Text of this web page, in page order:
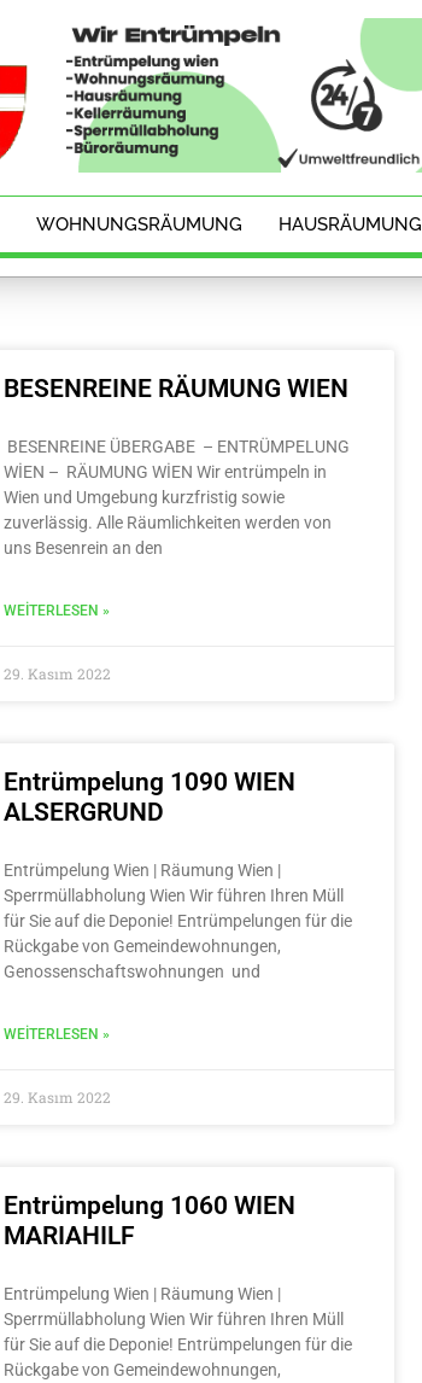
WOHNUNGSRÄUMUNG HAUSRÄUMUNG
BESENREINE RÄUMUNG WIEN
BESENREINE ÜBERGABE – ENTRÜMPELUNG
WİEN – RÄUMUNG WİEN Wir entrümpeln in
Wien und Umgebung kurzfristig sowie
zuverlässig. Alle Räumlichkeiten werden von
uns Besenrein an den
WEITERLESEN »
29. Kasım 2022
Entrümpelung 1090 WIEN
ALSERGRUND
Entrümpelung Wien | Räumung Wien |
Sperrmüllabholung Wien Wir führen Ihren Müll
für Sie auf die Deponie! Entrümpelungen für die
Rückgabe von Gemeindewohnungen,
Genossenschaftswohnungen und
WEITERLESEN »
29. Kasım 2022
Entrümpelung 1060 WIEN
MARIAHILF
Entrümpelung Wien | Räumung Wien |
Sperrmüllabholung Wien Wir führen Ihren Müll
für Sie auf die Deponie! Entrümpelungen für die
Rückgabe von Gemeindewohnungen,